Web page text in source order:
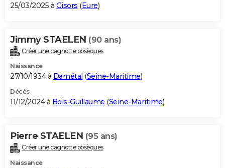
25/03/2025 à Gisors (Eure)
Jimmy STAELEN (90 ans)
Créer une cagnotte obsèques
Naissance
27/10/1934 à Darnétal (Seine-Maritime)
Décès
11/12/2024 à Bois-Guillaume (Seine-Maritime)
Pierre STAELEN (95 ans)
Créer une cagnotte obsèques
Naissance